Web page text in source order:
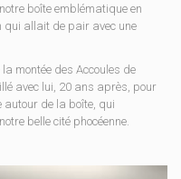
boîte emblématique en
qui allait de pair avec une
montée des Accoules de
avec lui, 20 ans après, pour
autour de la boîte, qui
belle cité phocéenne.